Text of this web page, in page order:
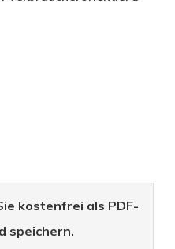
kostenfrei als PDF-
speichern.